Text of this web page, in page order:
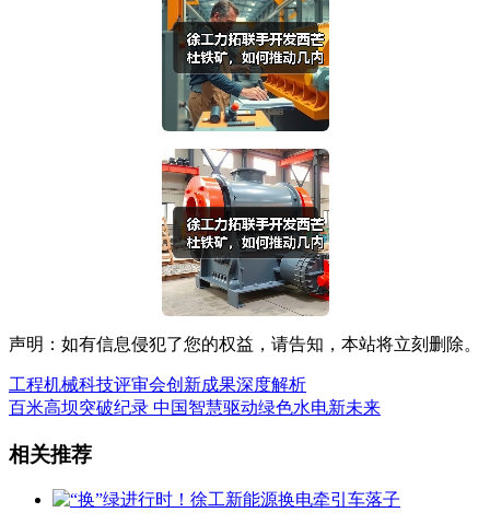
声明：如有信息侵犯了您的权益，请告知，本站将立刻删除。
工程机械科技评审会创新成果深度解析
百米高坝突破纪录 中国智慧驱动绿色水电新未来
相关推荐